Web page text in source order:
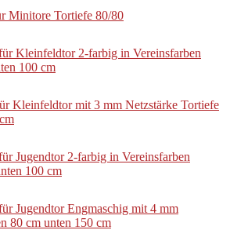
Minitore Tortiefe 80/80
Kleinfeldtor 2-farbig in Vereinsfarben
100 cm
Kleinfeldtor mit 3 mm Netzstärke Tortiefe
Jugendtor 2-farbig in Vereinsfarben
100 cm
Jugendtor Engmaschig mit 4 mm
80 cm unten 150 cm